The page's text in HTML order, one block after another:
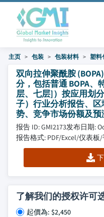
主页 包装 包装材料 塑料
双向拉伸聚酰胺
分，包括普通 BOPA、
层、七层]）按应用划
子）行业分析报告、
势、竞争市场份额及预
报告 ID: GMI2173发布日期:
报告格式: PDF/Excel/仪表板
了解我们的授权许可
起價為: $2,450